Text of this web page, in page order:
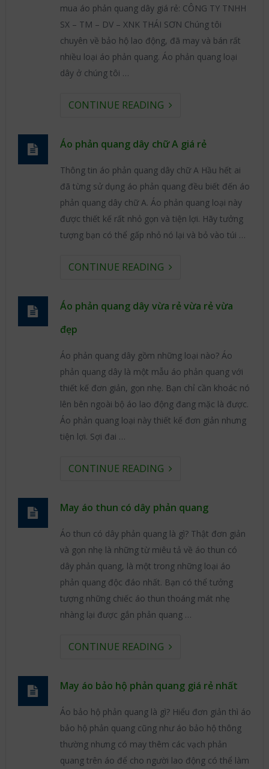
mua áo phản quang dây giá rẻ: CÔNG TY TNHH
SX – TM – DV – XNK THÁI SƠN Chúng tôi
chuyên về bảo hộ lao động, đã may và bán rất
nhiều loại áo phản quang. Áo phản quang loại
dây ở chúng tôi …
CONTINUE READING
Áo phản quang dây chữ A giá rẻ
Thông tin áo phản quang dây chữ A Hầu hết ai
đã từng sử dụng áo phản quang đều biết đến áo
phản quang dây chữ A. Áo phản quang loại này
được thiết kế rất nhỏ gọn và tiện lợi. Hãy tưởng
tượng bạn có thể gấp nhỏ nó lại và bỏ vào túi …
CONTINUE READING
Áo phản quang dây vừa rẻ vừa rẻ vừa
đẹp
Áo phản quang dây gồm những loại nào? Áo
phản quang dây là một mẫu áo phản quang với
thiết kế đơn giản, gọn nhẹ. Bạn chỉ cần khoác nó
lên bên ngoài bộ áo lao động đang mặc là được.
Áo phản quang loại này thiết kế đơn giản nhưng
tiện lợi. Sợi đai …
CONTINUE READING
May áo thun có dây phản quang
Áo thun có dây phản quang là gì? Thật đơn giản
và gọn nhẹ là những từ miêu tả về áo thun có
dây phản quang, là một trong những loại áo
phản quang độc đáo nhất. Bạn có thể tưởng
tượng những chiếc áo thun thoáng mát nhẹ
nhàng lại được gắn phản quang …
CONTINUE READING
May áo bảo hộ phản quang giá rẻ nhất
Áo bảo hộ phản quang là gì? Hiểu đơn giản thì áo
bảo hộ phản quang cũng như áo bảo hộ thông
thường nhưng có may thêm các vạch phản
quang trên áo để cho người lao động có thể làm